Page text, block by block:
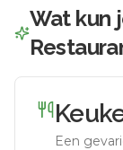
Wat kun
Een